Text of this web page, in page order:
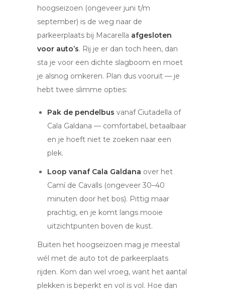
hoogseizoen (ongeveer juni t/m
september) is de weg naar de
parkeerplaats bij Macarella afgesloten
voor auto’s. Rij je er dan toch heen, dan
sta je voor een dichte slagboom en moet
je alsnog omkeren. Plan dus vooruit — je
hebt twee slimme opties:
Pak de pendelbus vanaf Ciutadella of
Cala Galdana — comfortabel, betaalbaar
en je hoeft niet te zoeken naar een
plek.
Loop vanaf Cala Galdana over het
Camí de Cavalls (ongeveer 30–40
minuten door het bos). Pittig maar
prachtig, en je komt langs mooie
uitzichtpunten boven de kust.
Buiten het hoogseizoen mag je meestal
wél met de auto tot de parkeerplaats
rijden. Kom dan wel vroeg, want het aantal
plekken is beperkt en vol is vol. Hoe dan